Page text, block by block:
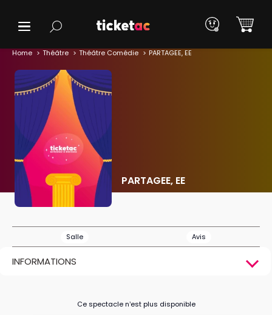
Home Théâtre Théâtre Comédie PARTAGEE, EE
PARTAGEE, EE
Salle Avis
INFORMATIONS
Ce spectacle n’est plus disponible